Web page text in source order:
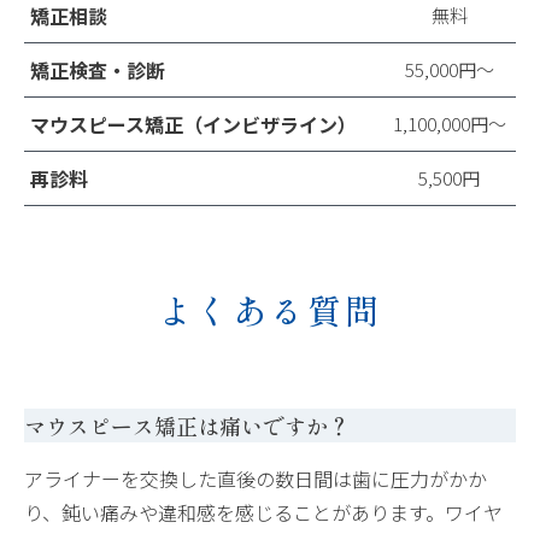
矯正相談 無料
矯正検査・診断 55,000円〜
マウスピース矯正（インビザライン） 1,100,000円〜
再診料 5,500円
よくある質問
マウスピース矯正は痛いですか？
アライナーを交換した直後の数日間は歯に圧力がかか
り、鈍い痛みや違和感を感じることがあります。ワイヤ